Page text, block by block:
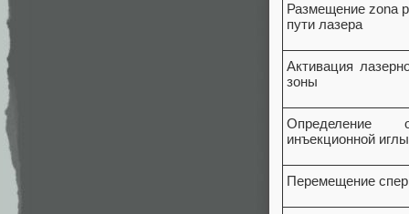
Размещение zona
пути лазера
Активация
зоны
Определение
инъекционной
Перемещение